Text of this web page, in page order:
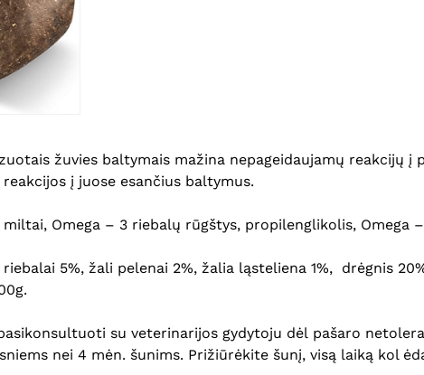
žuvies baltymais mažina nepageidaujamų reakcijų į
į juose esančius baltymus.
Omega – 3 riebalų rūgštys, propilenglikolis, Omega
riebalai 5%, žali pelenai 2%, žalia ląsteliena 1%, drėgnis
.
su veterinarijos gydytoju dėl pašaro
nei 4 mėn. šunims. Prižiūrėkite šunį, visą laiką kol